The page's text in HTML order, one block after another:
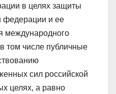
в целях защиты
федерации и ее
международного
том числе публичные
сил российской
целях, а равно